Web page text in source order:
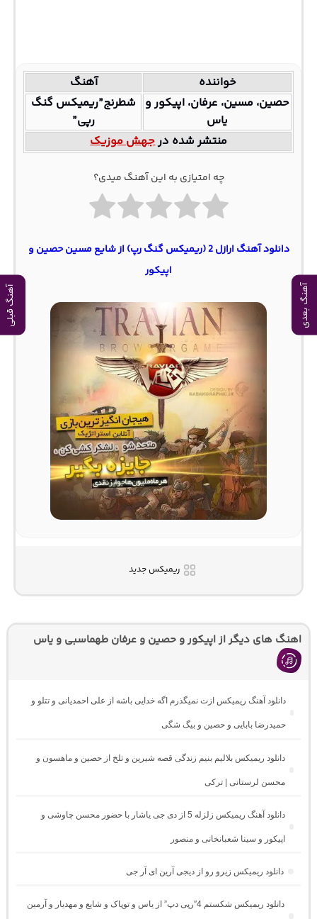
آهنگ بعدی آهنگ قبلی
خواننده
آهنگ
حصین، مسین، عرفان، اپیکور و
یاس
شطرنج”ریمیکس گنگ
رپی”
منتشر شده درجهش موزیک
چه امتیازی به این آهنگ میدی؟
دانلود آهنگ ارازل 2 (ریمیکس گنگ رپ) از شایع مسین حصین و
اپیکور
ریمیکس جدید
اهنگ های دیگر از اپیکور و حصین و عرفان طهماسبی و یاس
دانلود آهنگ ریمیکس ازت نمیگذرم اگه خدایی باشه از علی احمدیانی و تتلو و
حمیدرضا بابایی و حصین و بیگ شگی
دانلود ریمیکس بلالیم بنیم زندگی قصه شیرین و تلخ از حصین و ماهسون و
محسن لرستانی | ترکی
دانلود آهنگ ریمیکس زلزله 5 از دی جی یاشار با حضور محسن چاوشی و
اپیکور و سینا شعبانخانی و منصور
دانلود ریمیکس زیرو رو از دیجی آرین ای آر جی
دانلود ریمیکس شکستم 4″رپی دپ” از یاس و توپاک و شایع و مهدیار و آرمین